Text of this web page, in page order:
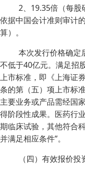
2、19.35倍（每股
依据中国会计准则审计
算）。
本次发行价格确定
不低于40亿元。满足招
上市标准，即《上海证
条的第（五）项上市标
主要业务或产品需经国
得阶段性成果。医药行
期临床试验，其他符合
并满足相应条件”。
（四）有效报价